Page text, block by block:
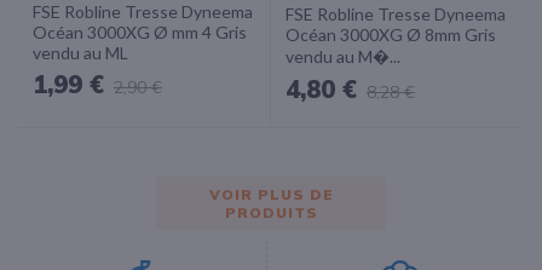
FSE Robline Tresse Dyneema
Océan 3000XG Ø mm 4 Gris
vendu au ML
1,99 € 2,90 €
FSE Robline Tresse Dyneema
Océan 3000XG Ø 8mm Gris
vendu au M�...
4,80 € 8,28 €
VOIR PLUS DE
PRODUITS